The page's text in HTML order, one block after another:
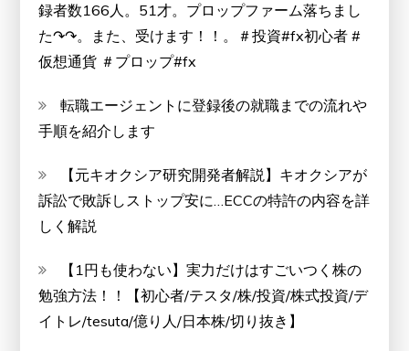
録者数166人。51才。プロップファーム落ちまし
た↷↷。また、受けます！！。＃投資#fx初心者 #
仮想通貨 ＃プロップ#fx
転職エージェントに登録後の就職までの流れや
手順を紹介します
【元キオクシア研究開発者解説】キオクシアが
訴訟で敗訴しストップ安に…ECCの特許の内容を詳
しく解説
【1円も使わない】実力だけはすごいつく株の
勉強方法！！【初心者/テスタ/株/投資/株式投資/デ
イトレ/tesuta/億り人/日本株/切り抜き】